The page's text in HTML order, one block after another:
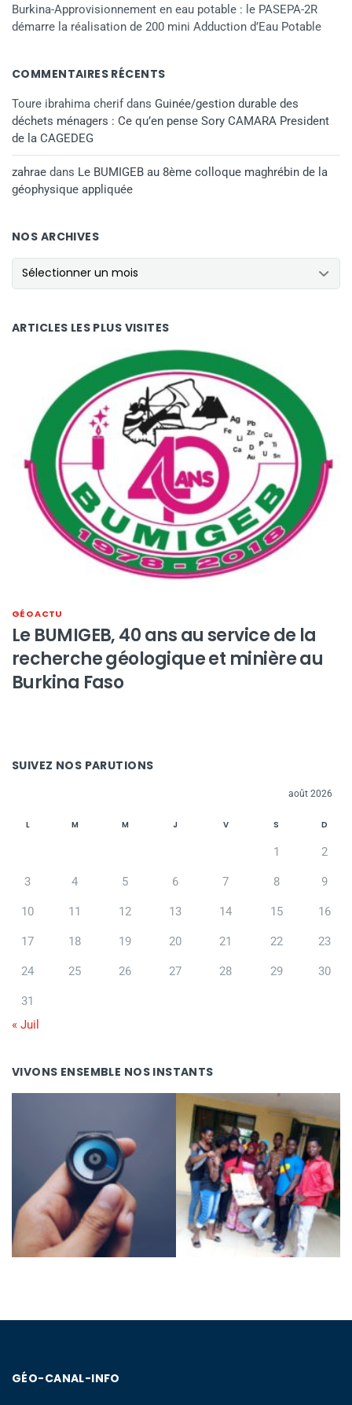
Burkina-Approvisionnement en eau potable : le PASEPA-2R
démarre la réalisation de 200 mini Adduction d’Eau Potable
COMMENTAIRES RÉCENTS
Toure ibrahima cherifdans Guinée/gestion durable des
déchets ménagers : Ce qu’en pense Sory CAMARA President
de la CAGEDEG
zahrae dans Le BUMIGEB au 8ème colloque maghrébin de la
géophysique appliquée
NOS ARCHIVES
NOS ARCHIVES
ARTICLES LES PLUS VISITES
GÉO ACTU
Le BUMIGEB, 40 ans au service de la
recherche géologique et minière au
Burkina Faso
SUIVEZ NOS PARUTIONS
août 2026
L M M J V S D
1 2
3 4 5 6 7 8 9
10 11 12 13 14 15 16
17 18 19 20 21 22 23
24 25 26 27 28 29 30
31
« Juil
VIVONS ENSEMBLE NOS INSTANTS
GÉO-CANAL-INFO